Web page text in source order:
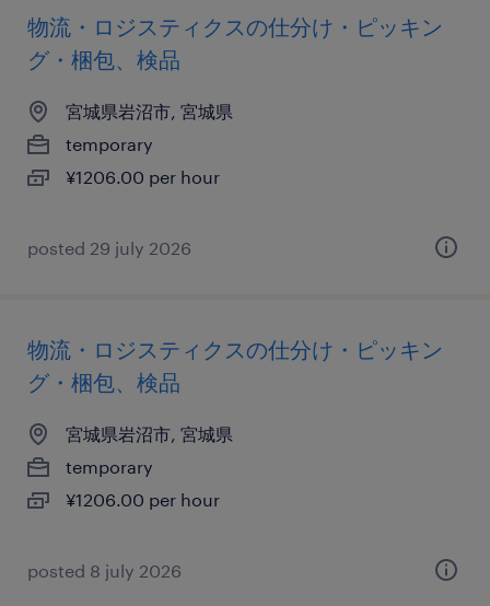
物流・ロジスティクスの仕分け・ピッキン
グ・梱包、検品
宮城県岩沼市, 宮城県
temporary
¥1206.00 per hour
posted 29 july 2026
物流・ロジスティクスの仕分け・ピッキン
グ・梱包、検品
宮城県岩沼市, 宮城県
temporary
¥1206.00 per hour
posted 8 july 2026